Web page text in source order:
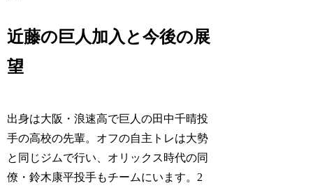
近藤の巨人加入と今後の展
望
出身は大阪・浪速高で巨人の田中千晴投
手の高校の先輩。オフの自主トレは大勢
と同じジムで行い、オリックス時代の同
僚・鈴木康平投手もチームにいます。2